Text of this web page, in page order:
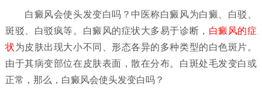
白癜风会使头发变白吗？ 中医称白癜风为白癜、白驳、
斑驳、白驳疯等。白癜风的症状大多易于诊断， 白癜风的症
状为皮肤出现大小不同、形态各异的多种类型的白色斑片。
由于其病变部位在皮肤表面，散在分布。白斑处毛发变白或
正常，那么，白癜风会使头发变白吗？